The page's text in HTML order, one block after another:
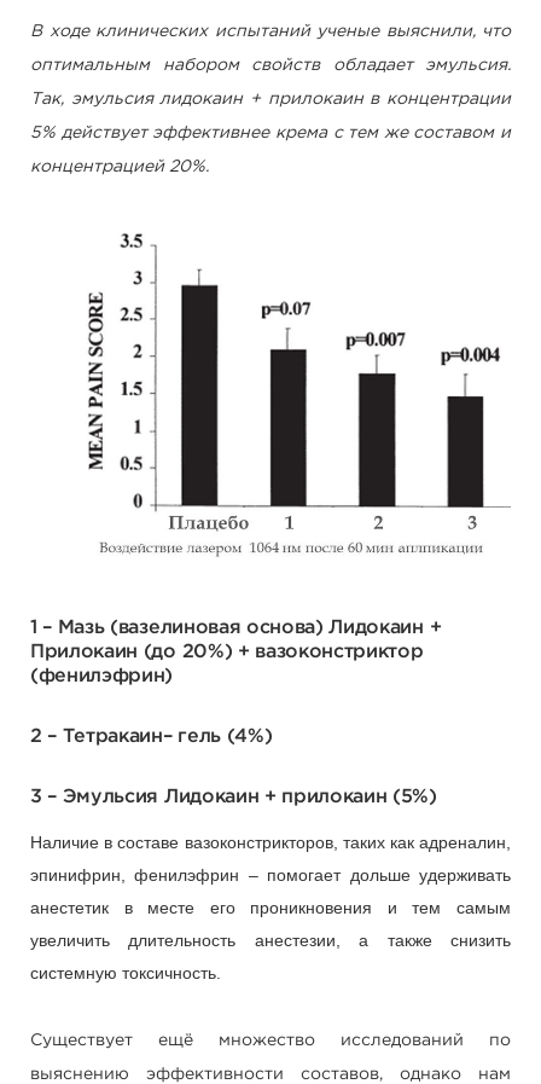
В ходе клинических испытаний ученые выяснили, что
оптимальным набором свойств обладает эмульсия.
Так, эмульсия лидокаин + прилокаин в концентрации
5% действует эффективнее крема с тем же составом и
концентрацией 20%.
1 – Мазь (вазелиновая основа) Лидокаин +
Прилокаин (до 20%) + вазоконстриктор
(фенилэфрин)
2 – Тетракаин– гель (4%)
3 – Эмульсия Лидокаин + прилокаин (5%)
Наличие в составе вазоконстрикторов, таких как адреналин,
эпинифрин, фенилэфрин – помогает дольше удерживать
анестетик в месте его проникновения и тем самым
увеличить длительность анестезии, а также снизить
системную токсичность.
Существует ещё множество исследований по
выяснению эффективности составов, однако нам